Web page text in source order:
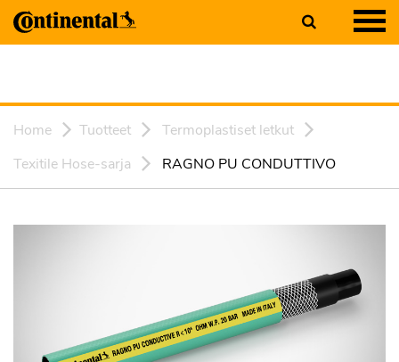
Home Tuotteet
Termoplastiset letkut
Texitile Hose-sarja
RAGNO PU CONDUTTIVO